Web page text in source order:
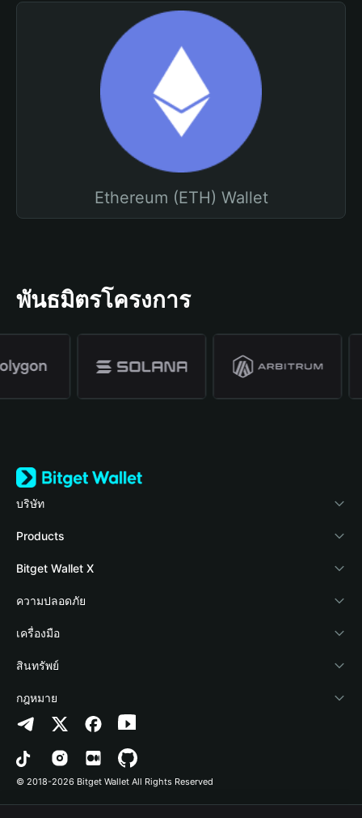
Ethereum (ETH) Wallet
พันธมิตรโครงการ
บริษัท
เกี่ยวกับ Bitget Wallet
Blog
Academy
ข่าวสารด้านคริปโต
ศูนย์ช่วยเหลือ
ติดต่อเรา
ทรัพยากรข้อมูลของแบรนด์
อาชีพ
Products
Crypto Card
Stablecoin Earn
Payfi Crypto
Crypto Swap API
Altcoin Season Index
Prediction Markets
DApp
Bitget Wallet X
นักพัฒนา
เชื่อมต่อ Wallet
Bitget Wallet Pay
ลิสต์โปรเจกต์
ความปลอดภัย
Protection Fund
เทคโนโลยีความปลอดภัย
เครื่องมือ
ซื้อคริปโต
การตรวจจับการอนุญาต
การตรวจจับสัญญา
การโอนเป็นชุด
สินทรัพย์
Arbitrum
Avalanche
Bitcoin
กฎหมาย
นโยบายความเป็นส่วนตัว
ข้อตกลงในการใช้บริการ
© 2018-2026 Bitget Wallet All Rights Reserved